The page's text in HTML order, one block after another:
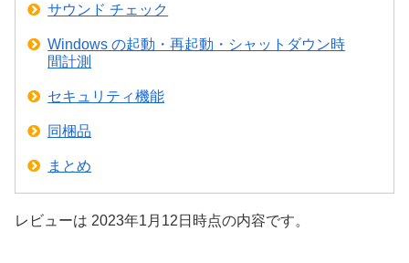
サウンド チェック
Windows の起動・再起動・シャットダウン時
間計測
セキュリティ機能
同梱品
まとめ
レビューは 2023年1月12日時点の内容です。